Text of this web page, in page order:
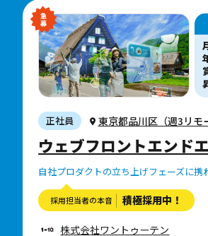
正社員 東京都品川区（週3リモ
ウェブフロントエンド
自社プロダクトの立ち上げフェーズに携
採用担当者の本音 積極採用中！
株式会社ワントゥーテン